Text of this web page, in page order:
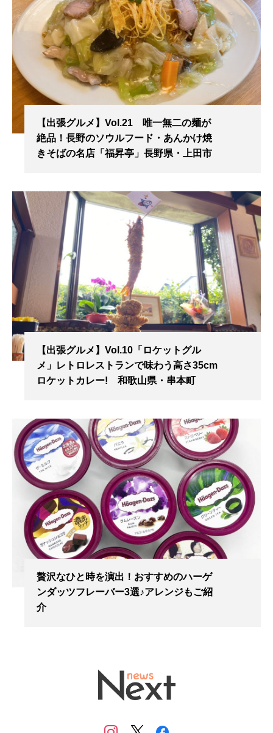
【出張グルメ】Vol.21 唯一無二の麺が
絶品！長野のソウルフード・あんかけ焼
きそばの名店「福昇亭」長野県・上田市
【出張グルメ】Vol.10「ロケットグル
メ」レトロレストランで味わう高さ35cm
ロケットカレー! 和歌山県・串本町
贅沢なひと時を演出！おすすめのハーゲ
ンダッツフレーバー3選♪アレンジもご紹
介